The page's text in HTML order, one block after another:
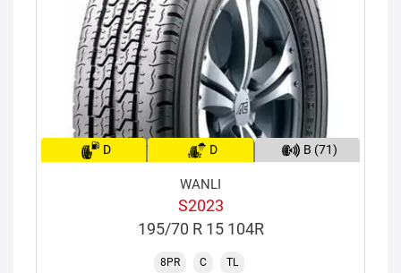
D D B (71)
WANLI
S2023
195/70 R 15 104R
8PR C TL